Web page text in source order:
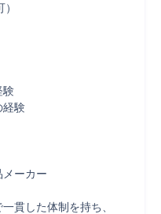
験
経験
ーカー
貫した体制を持ち、